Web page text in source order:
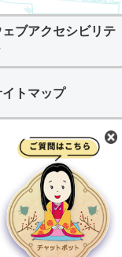
ェブアクセシビリテ
イトマップ